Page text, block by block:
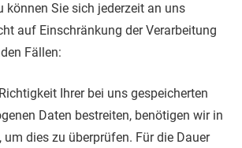
können Sie sich jederzeit an uns
auf Einschränkung der Verarbeitung
Fällen:
Ihrer bei uns gespeicherten
Daten bestreiten, benötigen wir in
um dies zu überprüfen. Für die Dauer